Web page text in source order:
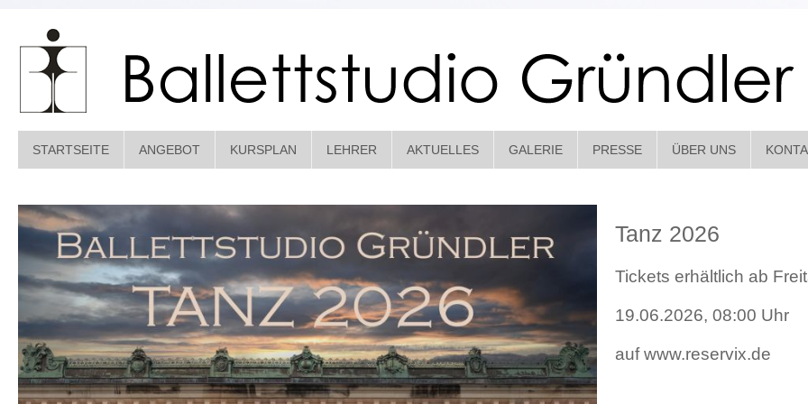
STARTSEITE ANGEBOT KURSPLAN LEHRER AKTUELLES GALERIE PRESSE ÜBER UNS
Tanz 2026
Tickets erhältlich ab
19.06.2026, 08:00 Uhr
auf www.reservix.de